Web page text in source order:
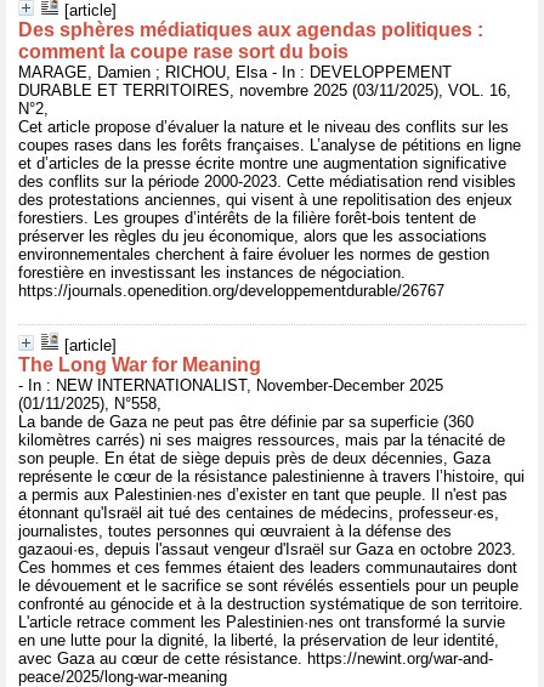
[article]
Des sphères médiatiques aux agendas politiques :
comment la coupe rase sort du bois
MARAGE, Damien ; RICHOU, Elsa - In : DEVELOPPEMENT
DURABLE ET TERRITOIRES, novembre 2025 (03/11/2025), VOL. 16,
N°2,
Cet article propose d’évaluer la nature et le niveau des conflits sur les
coupes rases dans les forêts françaises. L’analyse de pétitions en ligne
et d’articles de la presse écrite montre une augmentation significative
des conflits sur la période 2000-2023. Cette médiatisation rend visibles
des protestations anciennes, qui visent à une repolitisation des enjeux
forestiers. Les groupes d’intérêts de la filière forêt-bois tentent de
préserver les règles du jeu économique, alors que les associations
environnementales cherchent à faire évoluer les normes de gestion
forestière en investissant les instances de négociation.
https://journals.openedition.org/developpementdurable/26767
[article]
The Long War for Meaning
- In : NEW INTERNATIONALIST, November-December 2025
(01/11/2025), N°558,
La bande de Gaza ne peut pas être définie par sa superficie (360
kilomètres carrés) ni ses maigres ressources, mais par la ténacité de
son peuple. En état de siège depuis près de deux décennies, Gaza
représente le cœur de la résistance palestinienne à travers l’histoire, qui
a permis aux Palestinien·nes d’exister en tant que peuple. Il n'est pas
étonnant qu'Israël ait tué des centaines de médecins, professeur·es,
journalistes, toutes personnes qui œuvraient à la défense des
gazaoui·es, depuis l'assaut vengeur d'Israël sur Gaza en octobre 2023.
Ces hommes et ces femmes étaient des leaders communautaires dont
le dévouement et le sacrifice se sont révélés essentiels pour un peuple
confronté au génocide et à la destruction systématique de son territoire.
L'article retrace comment les Palestinien·nes ont transformé la survie
en une lutte pour la dignité, la liberté, la préservation de leur identité,
avec Gaza au cœur de cette résistance. https://newint.org/war-and-
peace/2025/long-war-meaning